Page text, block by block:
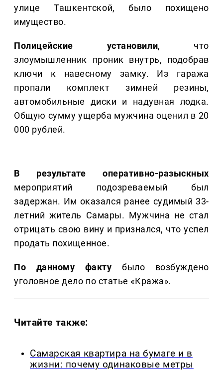
улице Ташкентской, было похищено
имущество.
Полицейские установили, что
злоумышленник проник внутрь, подобрав
ключи к навесному замку. Из гаража
пропали комплект зимней резины,
автомобильные диски и надувная лодка.
Общую сумму ущерба мужчина оценил в 20
000 рублей.
В результате оперативно-разыскных
мероприятий подозреваемый был
задержан. Им оказался ранее судимый 33-
летний житель Самары. Мужчина не стал
отрицать свою вину и признался, что успел
продать похищенное.
По данному факту было возбуждено
уголовное дело по статье «Кража».
Читайте также:
Самарская квартира на бумаге и в
жизни: почему одинаковые метры